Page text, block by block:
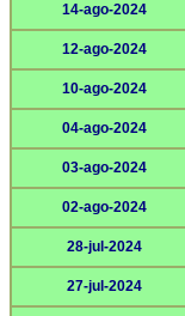
14-ago-2024
12-ago-2024
10-ago-2024
04-ago-2024
03-ago-2024
02-ago-2024
28-jul-2024
27-jul-2024